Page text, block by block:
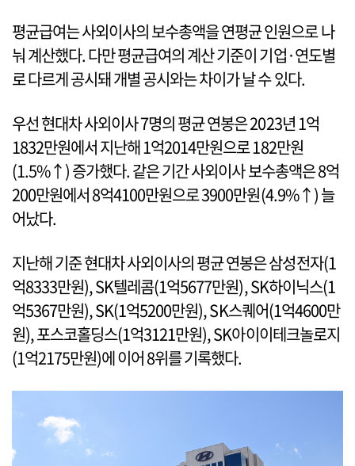
평균급여는 사외이사의 보수총액을 연평균 인원으로 나
눠 계산했다. 다만 평균급여의 계산 기준이 기업·연도별
로 다르게 공시돼 개별 공시와는 차이가 날 수 있다.
우선 현대차 사외이사 7명의 평균 연봉은 2023년 1억
1832만원에서 지난해 1억2014만원으로 182만원
(1.5%↑) 증가했다. 같은 기간 사외이사 보수총액은 8억
200만원에서 8억4100만원으로 3900만원(4.9%↑) 늘
어났다.
지난해 기준 현대차 사외이사의 평균 연봉은 삼성전자(1
억8333만원), SK텔레콤(1억5677만원), SK하이닉스(1
억5367만원), SK(1억5200만원), SK스퀘어(1억4600만
원), 포스코홀딩스(1억3121만원), SK아이이테크놀로지
(1억2175만원)에 이어 8위를 기록했다.